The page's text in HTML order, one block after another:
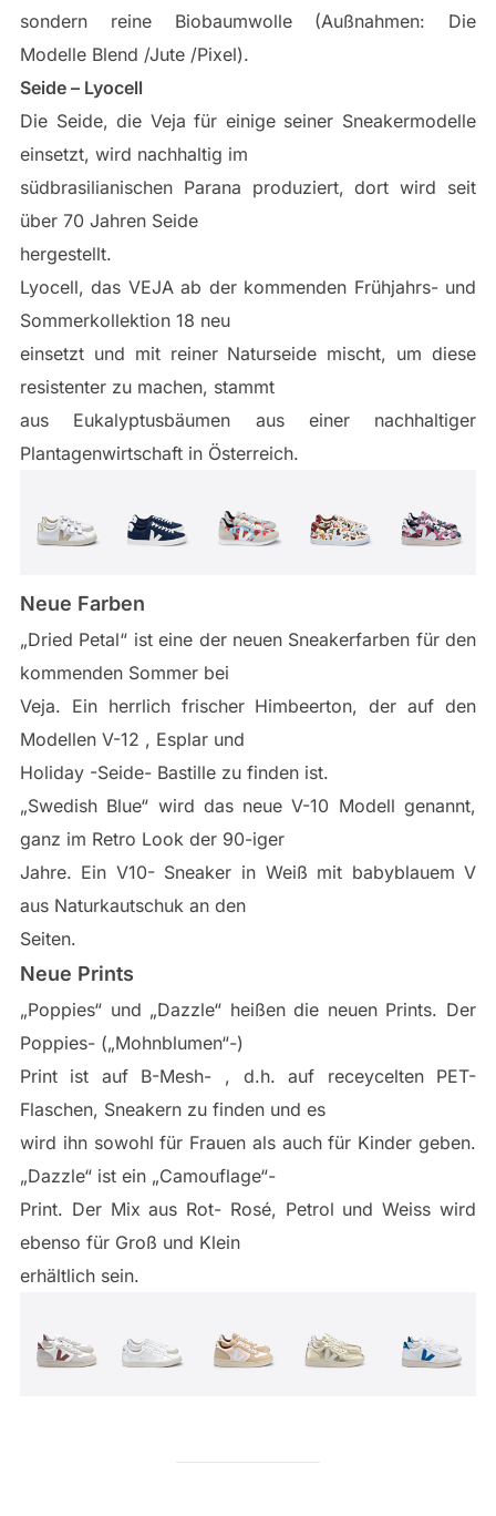
sondern reine Biobaumwolle (Außnahmen: Die
Modelle Blend /Jute /Pixel).
Seide – Lyocell
Die Seide, die Veja für einige seiner Sneakermodelle
einsetzt, wird nachhaltig im
südbrasilianischen Parana produziert, dort wird seit
über 70 Jahren Seide
hergestellt.
Lyocell, das VEJA ab der kommenden Frühjahrs- und
Sommerkollektion 18 neu
einsetzt und mit reiner Naturseide mischt, um diese
resistenter zu machen, stammt
aus Eukalyptusbäumen aus einer nachhaltiger
Plantagenwirtschaft in Österreich.
Neue Farben
„Dried Petal“ ist eine der neuen Sneakerfarben für den
kommenden Sommer bei
Veja. Ein herrlich frischer Himbeerton, der auf den
Modellen V-12 , Esplar und
Holiday -Seide- Bastille zu finden ist.
„Swedish Blue“ wird das neue V-10 Modell genannt,
ganz im Retro Look der 90-iger
Jahre. Ein V10- Sneaker in Weiß mit babyblauem V
aus Naturkautschuk an den
Seiten.
Neue Prints
„Poppies“ und „Dazzle“ heißen die neuen Prints. Der
Poppies- („Mohnblumen“-)
Print ist auf B-Mesh- , d.h. auf receycelten PET-
Flaschen, Sneakern zu finden und es
wird ihn sowohl für Frauen als auch für Kinder geben.
„Dazzle“ ist ein „Camouflage“-
Print. Der Mix aus Rot- Rosé, Petrol und Weiss wird
ebenso für Groß und Klein
erhältlich sein.